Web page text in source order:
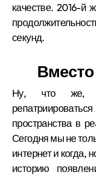
качестве. 2016-й
секунд.
Ну, что же,
пространства в
Сегодня мы не
интернет и когда,
историю